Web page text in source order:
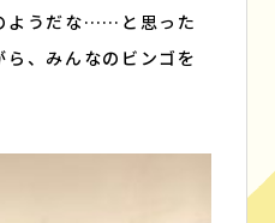
ようだな……と思った
、みんなのビンゴを